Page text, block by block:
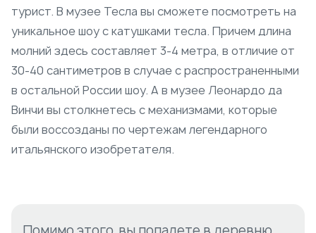
турист. В музее Тесла вы сможете посмотреть на
уникальное шоу с катушками тесла. Причем длина
молний здесь составляет 3-4 метра, в отличие от
30-40 сантиметров в случае с распространенными
в остальной России шоу. А в музее Леонардо да
Винчи вы столкнетесь с механизмами, которые
были воссозданы по чертежам легендарного
итальянского изобретателя.